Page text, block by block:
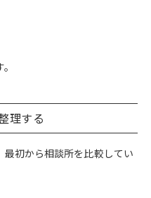
理する
初から相談所を比較してい